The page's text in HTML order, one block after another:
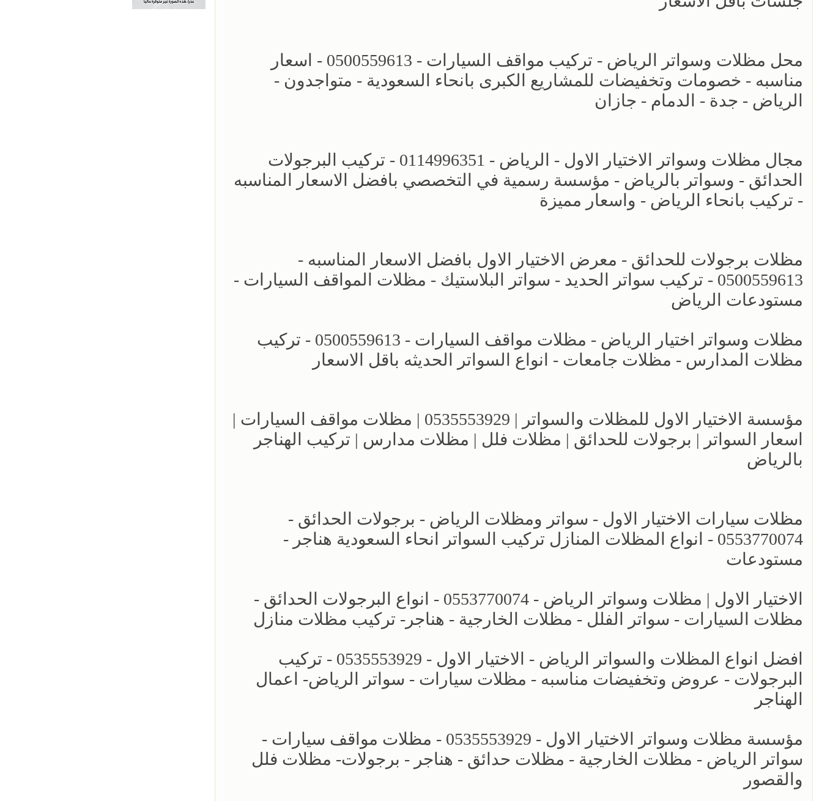
محل مظلات وسواتر الرياض - تركيب مواقف السيارات - 0500559613 - اسعار
مناسبه - خصومات وتخفيضات للمشاريع الكبرى بانحاء السعودية - متواجدون -
الرياض - جدة - الدمام - جازان
مجال مظلات وسواتر الاختيار الاول - الرياض - 0114996351 - تركيب البرجولات
الحدائق - وسواتر بالرياض - مؤسسة رسمية في التخصصي بافضل الاسعار المناسبه
- تركيب بانحاء الرياض - واسعار مميزة
مظلات برجولات للحدائق - معرض الاختيار الاول بافضل الاسعار المناسبه -
0500559613 - تركيب سواتر الحديد - سواتر البلاستيك - مظلات المواقف السيارات -
مستودعات الرياض
مظلات وسواتر اختيار الرياض - مظلات مواقف السيارات - 0500559613 - تركيب
مظلات المدارس - مظلات جامعات - انواع السواتر الحديثه باقل الاسعار
مؤسسة الاختيار الاول للمظلات والسواتر | 0535553929 | مظلات مواقف السيارات |
اسعار السواتر | برجولات للحدائق | مظلات فلل | مظلات مدارس | تركيب الهناجر
بالرياض
مظلات سيارات الاختيار الاول - سواتر ومظلات الرياض - برجولات الحدائق -
0553770074 - انواع المظلات المنازل تركيب السواتر انحاء السعودية هناجر -
مستودعات
الاختيار الاول | مظلات وسواتر الرياض - 0553770074 - انواع البرجولات الحدائق -
مظلات السيارات - سواتر الفلل - مظلات الخارجية - هناجر- تركيب مظلات منازل
افضل انواع المظلات والسواتر الرياض - الاختيار الاول - 0535553929 - تركيب
البرجولات - عروض وتخفيضات مناسبه - مظلات سيارات - سواتر الرياض- اعمال
الهناجر
مؤسسة مظلات وسواتر الاختيار الاول - 0535553929 - مظلات مواقف سيارات -
سواتر الرياض - مظلات الخارجية - مظلات حدائق - هناجر - برجولات- مظلات فلل
والقصور